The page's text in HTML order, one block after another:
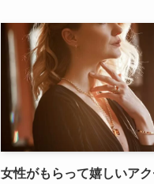
女性がもらって嬉しいア